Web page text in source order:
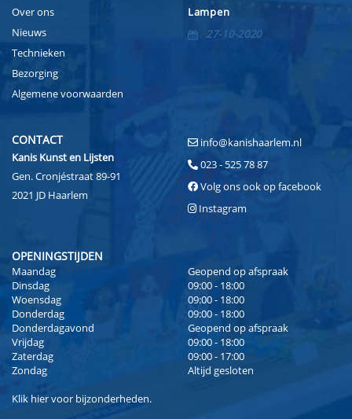
Over ons
Nieuws
Technieken
Bezorging
Algemene voorwaarden
Lampen
27-10-2020
CONTACT
Kanis Kunst en Lijsten
Gen. Cronjéstraat 89-91
2021 JD Haarlem
info@kanishaarlem.nl
023 - 525 78 87
Volg ons ook op facebook
Instagram
OPENINGSTIJDEN
Maandag
Geopend op afspraak
Dinsdag
09:00 - 18:00
Woensdag
09:00 - 18:00
Donderdag
09:00 - 18:00
Donderdagavond
Geopend op afspraak
Vrijdag
09:00 - 18:00
Zaterdag
09:00 - 17:00
Zondag
Altijd gesloten
Klik hiervoor bijzonderheden.